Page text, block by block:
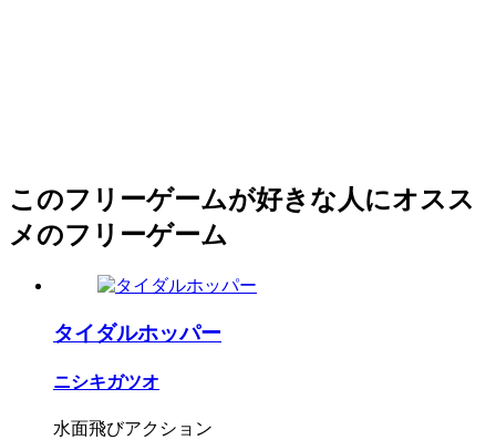
このフリーゲームが好きな人にオスス
メのフリーゲーム
タイダルホッパー
ニシキガツオ
水面飛びアクション